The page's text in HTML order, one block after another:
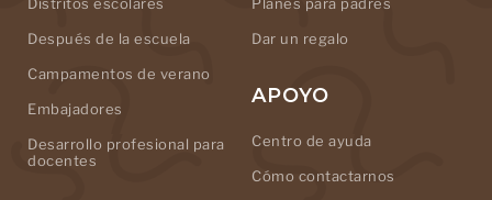
Después de la escuela
Campamentos de verano
Embajadores
Desarrollo profesional para
docentes
Dar un regalo
APOYO
Centro de ayuda
Cómo contactarnos